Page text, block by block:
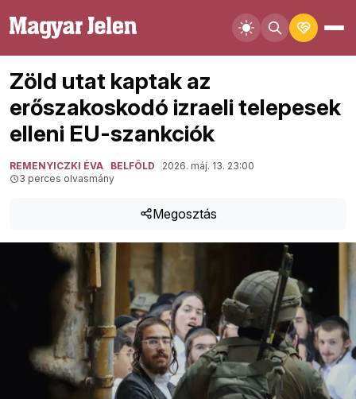
Zöld utat kaptak az
erőszakoskodó izraeli telepesek
elleni EU-szankciók
REMENYICZKI ÉVA BELFÖLD
2026. máj. 13. 23:00
3 perces olvasmány
Megosztás